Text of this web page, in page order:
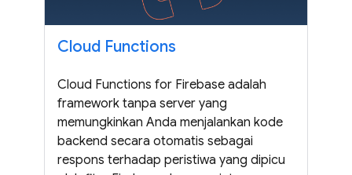
Cloud Functions
Cloud Functions for Firebase adalah
framework tanpa server yang
memungkinkan Anda menjalankan kode
backend secara otomatis sebagai
respons terhadap peristiwa yang dipicu